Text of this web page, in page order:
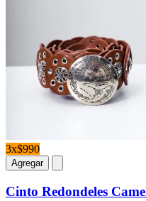
3x$990
Agregar
Cinto Redondeles